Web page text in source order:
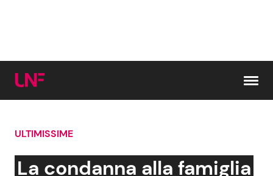
Cerca:
ULTIMISSIME
La condanna alla famiglia